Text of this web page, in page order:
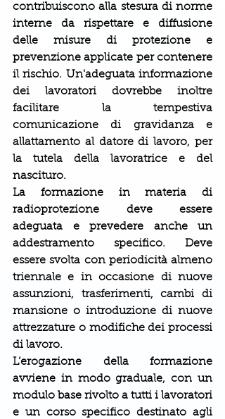
contribuiscono alla stesura di norme
interne da rispettare e diffusione
delle misure di protezione e
prevenzione applicate per contenere
il rischio. Un'adeguata informazione
dei lavoratori dovrebbe inoltre
facilitare la tempestiva
comunicazione di gravidanza e
allattamento al datore di lavoro, per
la tutela della lavoratrice e del
nascituro.
La formazione in materia di
radioprotezione deve essere
adeguata e prevedere anche un
addestramento specifico. Deve
essere svolta con periodicità almeno
triennale e in occasione di nuove
assunzioni, trasferimenti, cambi di
mansione o introduzione di nuove
attrezzature o modifiche dei processi
di lavoro.
L’erogazione della formazione
avviene in modo graduale, con un
modulo base rivolto a tutti i lavoratori
e un corso specifico destinato agli